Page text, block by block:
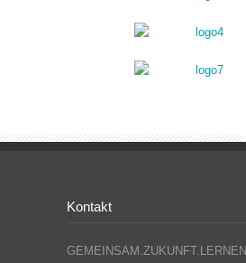
Kontakt
GEMEINSAM.ZUKUNFT.LERNEN